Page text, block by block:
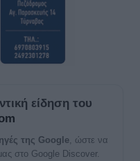
είδηση του
της Google , ώστε να
στο Google Discover.